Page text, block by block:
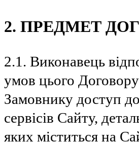
2. ПРЕДМЕТ
2.1. Виконавець
умов цього
Замовнику доступ до
сервісів Сайту,
яких міститься на